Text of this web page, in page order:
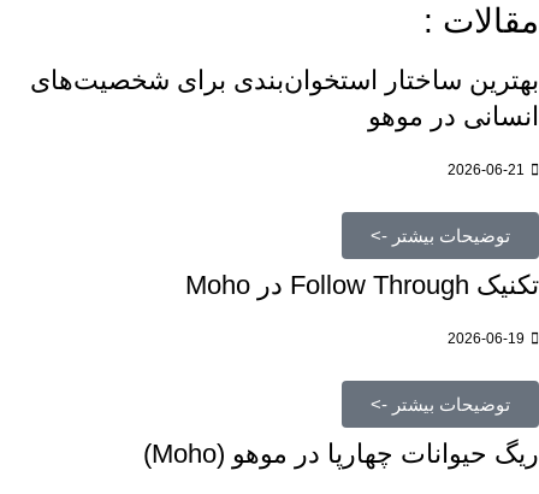
مقالات :
بهترین ساختار استخوان‌بندی برای شخصیت‌های
انسانی در موهو
توضیحات بیشتر ->
تکنیک Follow Through در Moho
توضیحات بیشتر ->
ریگ حیوانات چهارپا در موهو (Moho)